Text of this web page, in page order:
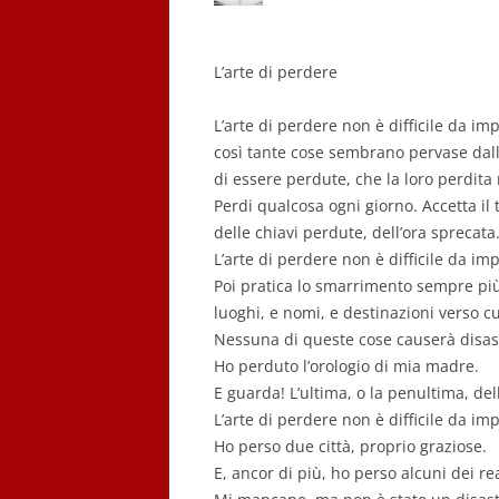
L’arte di perdere
L’arte di perdere non è difficile da
così tante cose sembrano pervase
di essere perdute, che la loro perdita
Perdi qualcosa ogni giorno. Accetta il
delle chiavi perdute, dell’ora sprecata.
L’arte di perdere non è difficile da
Poi pratica lo smarrimento sempre
luoghi, e nomi, e destinazioni verso
Nessuna di queste cose causerà
Ho perduto l’orologio di mia madre.
E guarda! L’ultima, o la penultima,
L’arte di perdere non è difficile da
Ho perso due città, proprio graziose.
E, ancor di più, ho perso alcuni dei